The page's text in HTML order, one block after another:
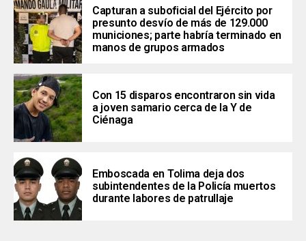
Capturan a suboficial del Ejército por
presunto desvío de más de 129.000
municiones; parte habría terminado en
manos de grupos armados
Con 15 disparos encontraron sin vida
a joven samario cerca de la Y de
Ciénaga
Emboscada en Tolima deja dos
subintendentes de la Policía muertos
durante labores de patrullaje